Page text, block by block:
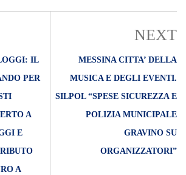
IL
PER
A
E
A
NEXT
MESSINA CITTA’ DELLA
MUSICA E DEGLI EVENTI.
SILPOL “SPESE SICUREZZA E
POLIZIA MUNICIPALE
GRAVINO SU
ORGANIZZATORI”